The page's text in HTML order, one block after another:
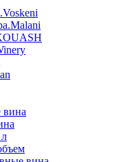
вина